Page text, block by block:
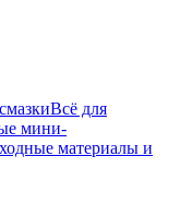
Всё для
мини-
материалы и